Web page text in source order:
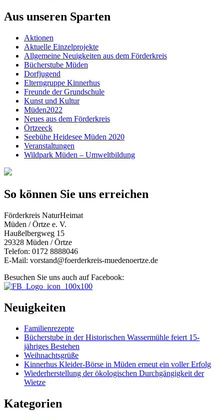
Aus unseren Sparten
Aktionen
Aktuelle Einzelprojekte
Allgemeine Neuigkeiten aus dem Förderkreis
Bücherstube Müden
Dorfjugend
Elterngruppe Kinnerhus
Freunde der Grundschule
Kunst und Kultur
Müden2022
Neues aus dem Förderkreis
Örtzeeck
Seebühe Heidesee Müden 2020
Veranstaltungen
Wildpark Müden – Umweltbildung
So können Sie uns erreichen
Förderkreis NaturHeimat
Müden / Örtze e. V.
Haußelbergweg 15
29328 Müden / Örtze
Telefon: 0172 8888046
E-Mail: vorstand@foerderkreis-muedenoertze.de
Besuchen Sie uns auch auf Facebook:
Neuigkeiten
Familienrezepte
Bücherstube in der Historischen Wassermühle feiert 15-
jähriges Bestehen
Weihnachtsgrüße
Kinnerhus Kleider-Börse in Müden erneut ein voller Erfolg
Wiederherstellung der ökologischen Durchgängigkeit der
Wietze
Kategorien